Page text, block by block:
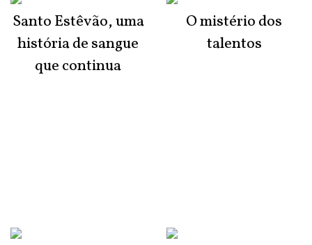
Santo Estêvão, uma
história de sangue
que continua
O mistério dos
talentos